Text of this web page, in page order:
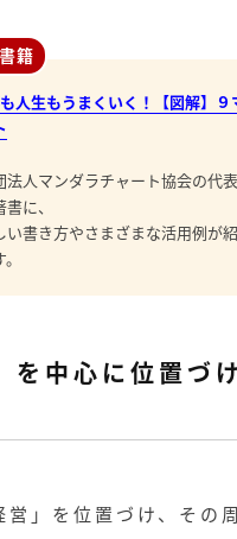
籍
人生もうまくいく！【図解】９
法人マンダラチャート協会の代
に、
い書き方やさまざまな活用例が
を中心に位置づ
営」を位置づけ、その